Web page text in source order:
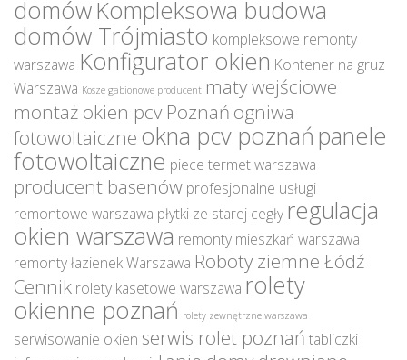
domówKompleksowa budowa
domów Trójmiasto kompleksowe remonty
warszawa Konfigurator okien Kontener na gruz
Warszawa Kosze gabionowe producent maty wejściowe
montaż okien pcv Poznań ogniwa
fotowoltaiczne okna pcv poznań panele
fotowoltaiczne piece termet warszawa
producent basenów profesjonalne usługi
remontowe warszawa płytki ze starej cegły regulacja
okien warszawa remonty mieszkań warszawa
remonty łazienek Warszawa Roboty ziemne Łódź
Cennik rolety kasetowe warszawa rolety
okienne poznań rolety zewnętrzne warszawa
serwisowanie okien serwis rolet poznań tabliczki